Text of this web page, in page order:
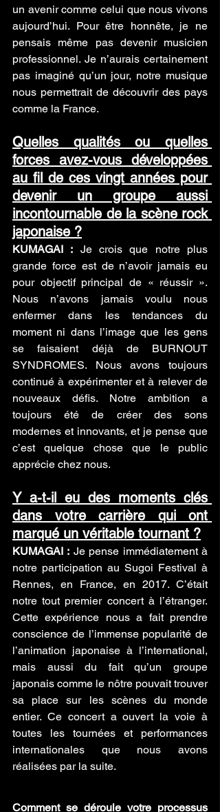
un avenir comme celui que nous vivons
aujourd’hui. Pour être honnête, je ne
pensais même pas devenir musicien
professionnel. Je n’aurais certainement
pas imaginé qu’un jour, notre musique
nous permettrait de découvrir des pays
comme la France.
Quelles qualités ou quelles
forces avez-vous développées
au fil de ces vingt années pour
devenir un groupe aussi
incontournable de la scène rock
japonaise ?
KUMAGAI : Je crois que notre plus
grande force est de n’avoir jamais eu
pour objectif principal de « réussir ».
Nous n’avons jamais voulu nous
enfermer dans les tendances du
moment ni dans l’image que les gens
se faisaient déjà de BURNOUT
SYNDROMES. Nous avons toujours
continué à expérimenter et à relever de
nouveaux défis. Notre ambition a
toujours été de créer des sons
modernes et innovants, et je pense que
c’est quelque chose que le public
apprécie chez nous.
Y a-t-il eu des moments clés
dans votre carrière qui ont
marqué un véritable tournant ?
KUMAGAI : Je pense immédiatement à
notre participation au Sugoi Festival à
Rennes, en France, en 2017. C’était
notre tout premier concert à l’étranger.
Cette expérience nous a fait prendre
conscience de l’immense popularité de
l’animation japonaise à l’international,
mais aussi du fait qu’un groupe
japonais comme le nôtre pouvait trouver
sa place sur les scènes du monde
entier. Ce concert a ouvert la voie à
toutes les tournées et performances
internationales que nous avons
réalisées par la suite.
Comment se déroule votre processus